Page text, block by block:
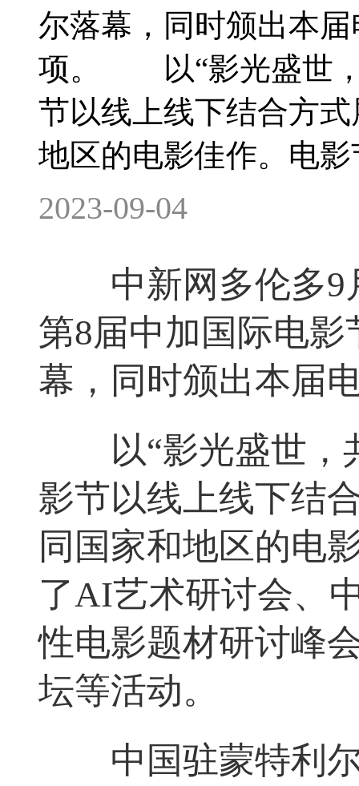
尔落幕，同时颁出本
项。 以“影光盛世，
节以线上线下结合方
地区的电影佳作。电影
2023-09-04
中新网多伦多9
第8届中加国际电
幕，同时颁出本届
以“影光盛世，
影节以线上线下结
同国家和地区的电
了AI艺术研讨会、
性电影题材研讨峰
坛等活动。
中国驻蒙特利尔